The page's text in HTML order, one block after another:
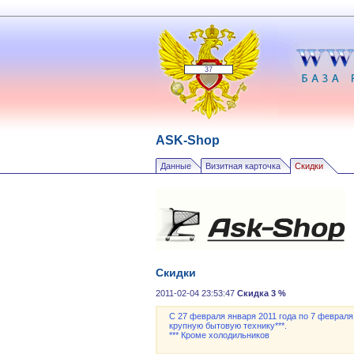
Данные Визитная карточка Скидки
37
ASK-Shop
Скидки
2011-02-04 23:53:47 Скидка 3 %
С 27 февраля января 2011 года по 7
крупную бытовую технику***.
*** Кроме холодильников